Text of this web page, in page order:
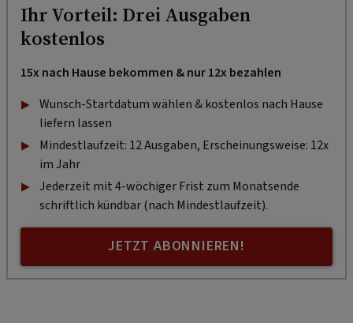
Ihr Vorteil: Drei Ausgaben
kostenlos
15x nach Hause bekommen & nur 12x bezahlen
Wunsch-Startdatum wählen & kostenlos nach Hause
liefern lassen
Mindestlaufzeit: 12 Ausgaben, Erscheinungsweise: 12x
im Jahr
Jederzeit mit 4-wöchiger Frist zum Monatsende
schriftlich kündbar (nach Mindestlaufzeit).
JETZT ABONNIEREN!